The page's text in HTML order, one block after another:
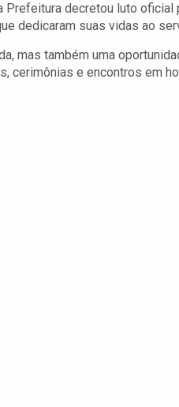
Prefeitura decretou luto
dedicaram suas vidas ao
mas também uma
cerimônias e encontros em